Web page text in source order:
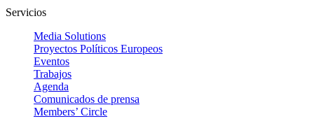
Servicios
Media Solutions
Proyectos Políticos Europeos
Eventos
Trabajos
Agenda
Comunicados de prensa
Members’ Circle